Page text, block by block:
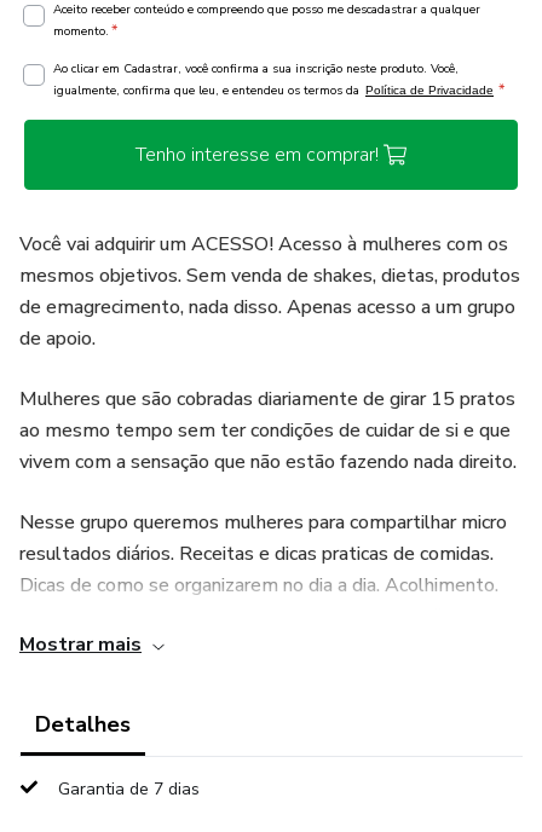
Aceito receber conteúdo e compreendo que posso me descadastrar a qualquer
momento. *
Ao clicar em Cadastrar, você confirma a sua inscrição neste produto. Você,
igualmente, confirma que leu, e entendeu os termos da Política de Privacidade *
Tenho interesse em comprar!
Você vai adquirir um ACESSO! Acesso à mulheres com os
mesmos objetivos. Sem venda de shakes, dietas, produtos
de emagrecimento, nada disso. Apenas acesso a um grupo
de apoio.
Mulheres que são cobradas diariamente de girar 15 pratos
ao mesmo tempo sem ter condições de cuidar de si e que
vivem com a sensação que não estão fazendo nada direito.
Nesse grupo queremos mulheres para compartilhar micro
resultados diários. Receitas e dicas praticas de comidas.
Dicas de como se organizarem no dia a dia. Acolhimento.
casadas, com filhos, inchadas, acima do peso, sem
mudar esse jogo.
reais que enfrentam o desafio de administrar os múltiplos
Mostrar mais
Detalhes
Garantia de 7 dias